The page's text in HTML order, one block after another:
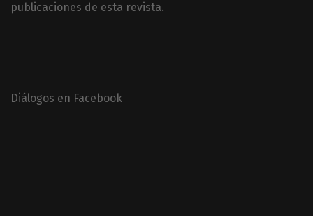
publicaciones de esta revista.
Diálogos en Facebook